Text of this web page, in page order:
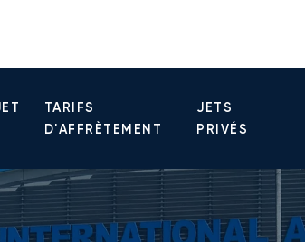
TARIFS
D'AFFRÈTEMENT
JETS
PRIVÉS